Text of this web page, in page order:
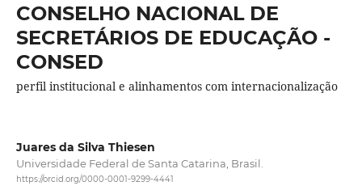
CONSELHO NACIONAL DE
SECRETÁRIOS DE EDUCAÇÃO -
CONSED
perfil institucional e alinhamentos com internacionalização
Juares da Silva Thiesen
Universidade Federal de Santa Catarina, Brasil.
https://orcid.org/0000-0001-9299-4441